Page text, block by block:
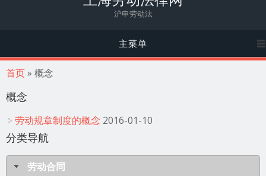
沪申劳动法
主菜单
你在这里
首页» 概念
概念
劳动规章制度的概念 2016-01-10
分类导航
劳动合同